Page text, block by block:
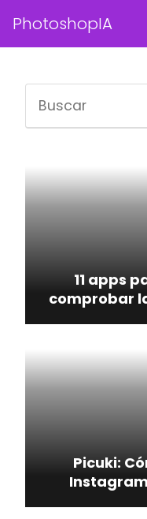
PhotoshopIA
11 apps
comprobar
Picuki: